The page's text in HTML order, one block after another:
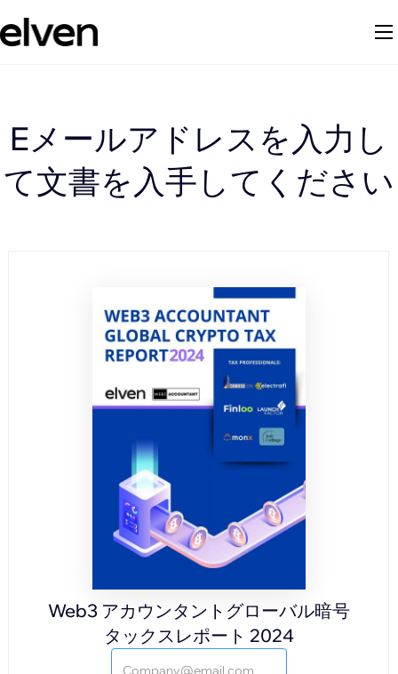
Eメールアドレスを入力し
て文書を入手してください
Web3 アカウンタントグローバル暗号
タックスレポート 2024